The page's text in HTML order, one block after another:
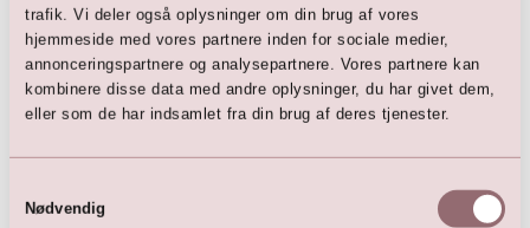
trafik. Vi deler også oplysninger om din brug af vores
hjemmeside med vores partnere inden for sociale medier,
annonceringspartnere og analysepartnere. Vores partnere kan
kombinere disse data med andre oplysninger, du har givet dem,
eller som de har indsamlet fra din brug af deres tjenester.
Nødvendig